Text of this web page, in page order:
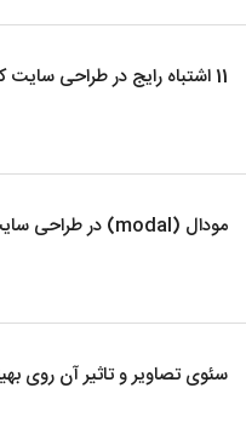
11 اشتباه رایج در طراحی سایت که نباید انجام داد!
مودال (modal) در طراحی سایت چیست؟
سئوی تصاویر و تاثیر آن روی